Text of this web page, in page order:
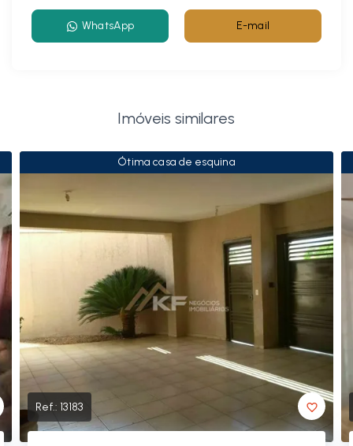
WhatsApp E-mail
Imóveis similares
Ótima casa de esquina
Ref.: 13183